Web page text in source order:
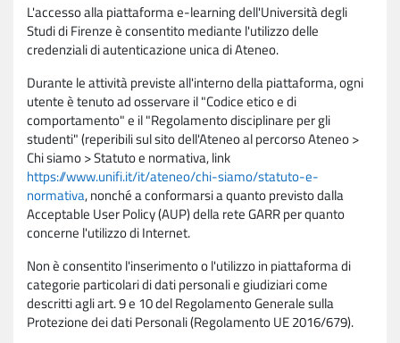
L'accesso alla piattaforma e-learning dell'Università degli
Studi di Firenze è consentito mediante l'utilizzo delle
credenziali di autenticazione unica di Ateneo.
Durante le attività previste all'interno della piattaforma, ogni
utente è tenuto ad osservare il "Codice etico e di
comportamento" e il "Regolamento disciplinare per gli
studenti" (reperibili sul sito dell'Ateneo al percorso Ateneo >
Chi siamo > Statuto e normativa, link
https://www.unifi.it/it/ateneo/chi-siamo/statuto-e-
normativa, nonché a conformarsi a quanto previsto dalla
Acceptable User Policy (AUP) della rete GARR per quanto
concerne l'utilizzo di Internet.
Non è consentito l'inserimento o l'utilizzo in piattaforma di
categorie particolari di dati personali e giudiziari come
descritti agli art. 9 e 10 del Regolamento Generale sulla
Protezione dei dati Personali (Regolamento UE 2016/679).